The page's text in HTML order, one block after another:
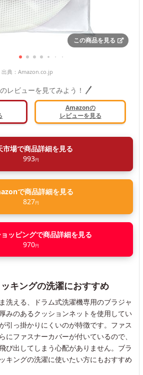
この商品を見る
出典： Amazon.co.jp
レビューを見てみよう！
Amazonの
レビューを見る
市場で商品詳細を見る
993円
で商品詳細を見る
827円
ッピングで商品詳細を見る
970円
キングの洗濯におすすめ
洗える、ドラム式洗濯機専用のブラジャ
みのあるクッションネットを使用してい
引っ掛かりにくいのが特徴です。ファス
にファスナーカバーが付いているので、
び出してしまう心配がありません。ブラ
キングの洗濯に使いたい方にもおすすめ